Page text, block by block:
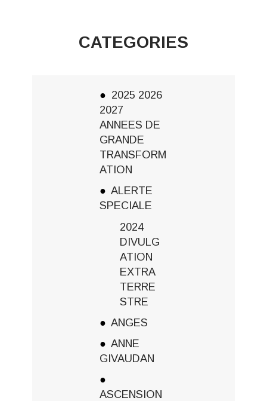
CATEGORIES
2025 2026
2027
ANNEES DE
GRANDE
TRANSFORM
ATION
ALERTE
SPECIALE
2024
DIVULG
ATION
EXTRA
TERRE
STRE
ANGES
ANNE
GIVAUDAN
ASCENSION